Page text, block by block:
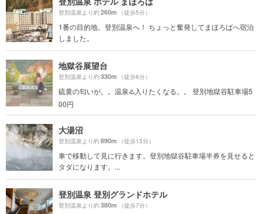
登別温泉より約260m （徒歩5分）
1番の目的地、登別温泉へ！ ちょっと奮発してまほろばへ宿泊
しました。
地獄谷展望台
登別温泉より約330m （徒歩6分）
硫黄の匂いが。。温泉♨️入りたくなる。。 登別地獄谷駐車場5
00円
大湯沼
登別温泉より約890m （徒歩15分）
車で移動して見に行きます。登別地獄谷駐車場半券を見せると
タダになります。...
登別温泉 登別グランドホテル
登別温泉より約380m （徒歩7分）